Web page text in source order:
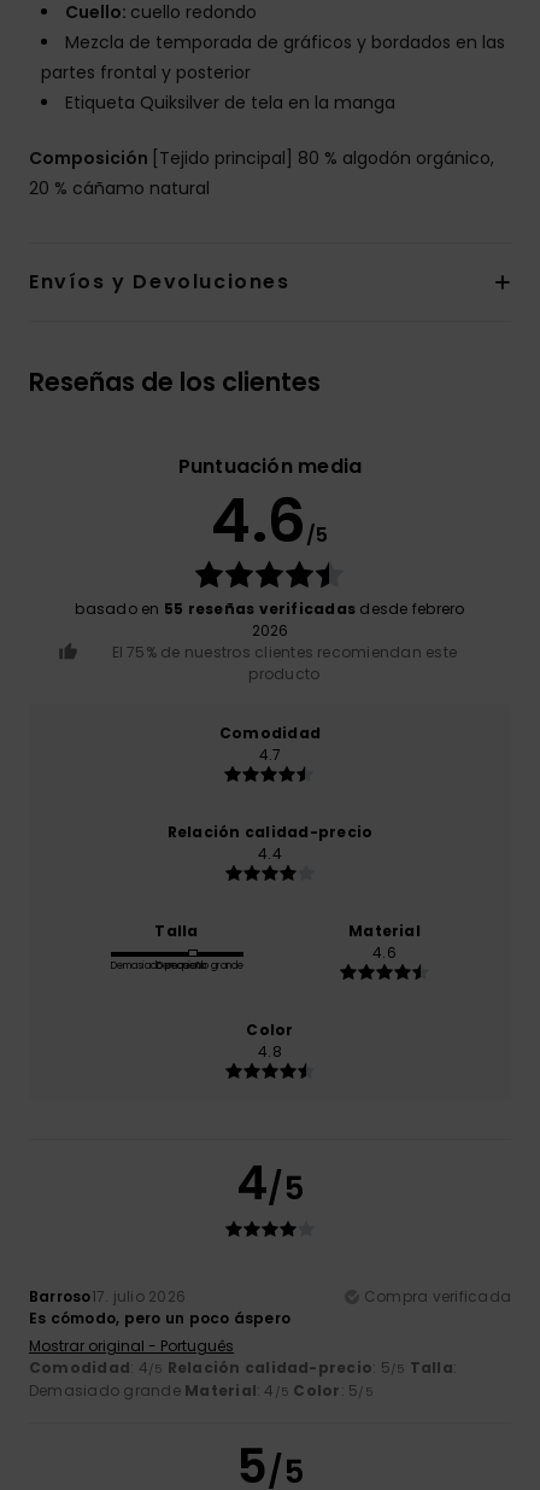
Cuello: cuello redondo
Mezcla de temporada de gráficos y bordados en las
partes frontal y posterior
Etiqueta Quiksilver de tela en la manga
Composición [Tejido principal] 80 % algodón orgánico,
20 % cáñamo natural
Envíos y Devoluciones
Reseñas de los clientes
Puntuación media
4.6/5
basado en 55 reseñas verificadas desde febrero
2026
El 75% de nuestros clientes recomiendan este
producto
Comodidad
4.7
Relación calidad-precio
4.4
Talla
Demasiado pequeño
Demasiado grande
Material
4.6
Color
4.8
4/5
Barroso17. julio 2026
Compra verificada
Es cómodo, pero un poco áspero
Mostrar original - Português
Comodidad: 4/5 Relación calidad-precio: 5/5 Talla:
Demasiado grande Material: 4 /5 Color: 5/5
5/5